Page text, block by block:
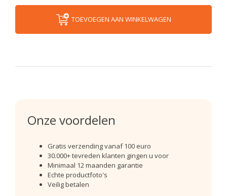
TOEVOEGEN AAN WINKELWAGEN
Onze voordelen
Gratis verzending vanaf 100 euro
30.000+ tevreden klanten gingen u voor
Minimaal 12 maanden garantie
Echte productfoto's
Veilig betalen